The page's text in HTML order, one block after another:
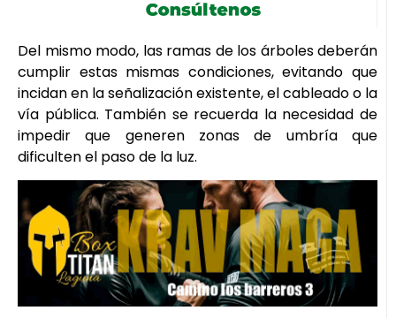
Del mismo modo, las ramas de los árboles deberán
cumplir estas mismas condiciones, evitando que
incidan en la señalización existente, el cableado o la
vía pública. También se recuerda la necesidad de
impedir que generen zonas de umbría que
dificulten el paso de la luz.